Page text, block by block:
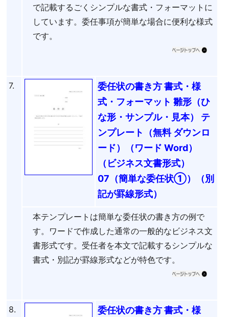
で記載するごくシンプルな書式・フォーマットに
しています。委任事項が簡単な場合に便利な様式
です。
7.
委任状の書き方 書式・様
式・フォーマット 雛形（ひ
な形・サンプル・見本） テ
ンプレート（無料 ダウンロ
ード）（ワード Word）
（ビジネス文書形式）
07（簡単な委任状①）（別
記が罫線形式）
本テンプレートは簡単な委任状の書き方の例で
す。ワードで作成した通常の一般的なビジネス文
書形式です。受任者を本文で記載するシンプルな
書式・別記が罫線形式などが特色です。
8.
委任状の書き方 書式・様